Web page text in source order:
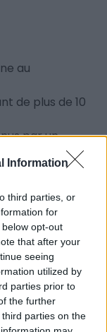
Information
third parties, or
for
opt-out
that after your
seeing
utilized by
parties prior to
the further
parties on the
au
de plus de 10
par un
2019